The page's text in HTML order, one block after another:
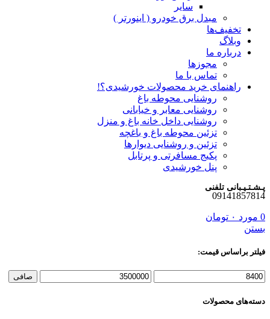
سایر
مبدل برق خودرو ( اینورتر )
تخفیف‌ها
وبلاگ
درباره ما
مجوزها
تماس با ما
راهنمای خرید محصولات خورشیدی؟!
روشنایی محوطه باغ
روشنایی معابر و خیابانی
روشنایی داخل خانه باغ و منزل
تزئین محوطه باغ و باغچه
تزئین و روشنایی دیوارها
پکیج مسافرتی و پرتابل
پنل خورشیدی
پـشـتـیـبانی تلفنی
09141857814
0 مورد ۰ تومان
بستن
فیلتر براساس قیمت:
حداقل
حداكثر
صافی
دسته‌های محصولات